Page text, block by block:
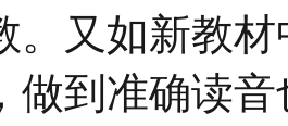
。又如新教
做到准确读